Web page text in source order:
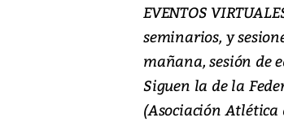
EVENTOS
seminarios, y
mañana, sesión de
Siguen la de la
(Asociación Atlética